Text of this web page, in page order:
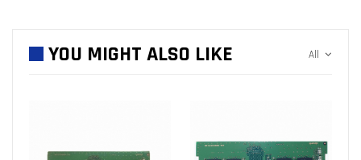
All
YOU MIGHT ALSO LIKE